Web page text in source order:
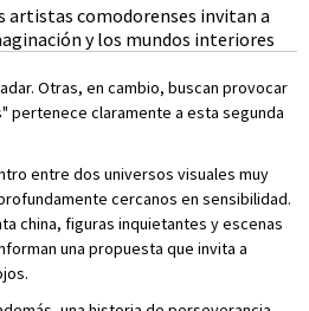
Otras, en cambio, buscan provocar
pertenece claramente a esta segunda
entre dos universos visuales muy
cercanos en sensibilidad.
china, figuras inquietantes y escenas
una propuesta que invita a